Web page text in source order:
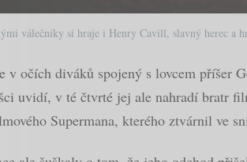
válečníky si hraje i Henry Cavill, slavný herec a
v očích diváků spojený s lovcem příšer
uvidí, v té čtvrté jej ale nahradí bratr
Supermana, kterého ztvárnil ve